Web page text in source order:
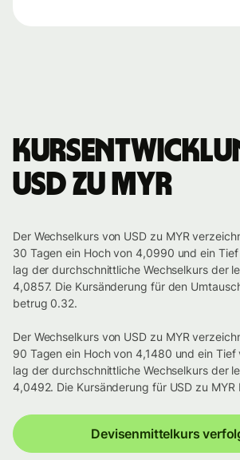
USD zu MYR
Der Wechselkurs von USD zu MYR
30 Tagen ein Hoch von 4,0990 und ein
lag der durchschnittliche Wechselkurs der
4,0857. Die Kursänderung für den
betrug 0.32.
Der Wechselkurs von USD zu MYR
90 Tagen ein Hoch von 4,1480 und ein
lag der durchschnittliche Wechselkurs der
4,0492. Die Kursänderung für USD zu
Devisenmittelkurs